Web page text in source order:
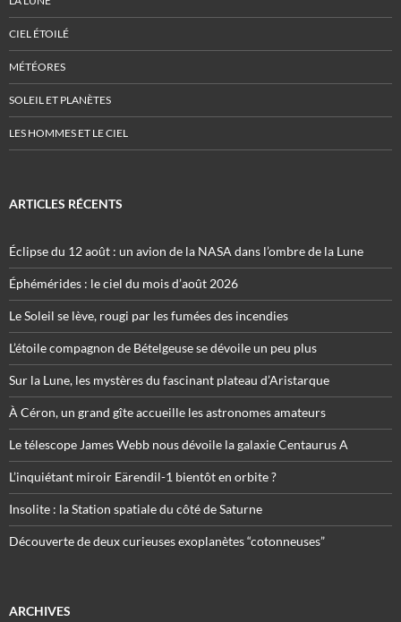
CIEL ÉTOILÉ
MÉTÉORES
SOLEIL ET PLANÈTES
LES HOMMES ET LE CIEL
ARTICLES RÉCENTS
Éclipse du 12 août : un avion de la NASA dans l’ombre de la Lune
Éphémérides : le ciel du mois d’août 2026
Le Soleil se lève, rougi par les fumées des incendies
L’étoile compagnon de Bételgeuse se dévoile un peu plus
Sur la Lune, les mystères du fascinant plateau d’Aristarque
À Céron, un grand gîte accueille les astronomes amateurs
Le télescope James Webb nous dévoile la galaxie Centaurus A
L’inquiétant miroir Eärendil-1 bientôt en orbite ?
Insolite : la Station spatiale du côté de Saturne
Découverte de deux curieuses exoplanètes “cotonneuses”
ARCHIVES